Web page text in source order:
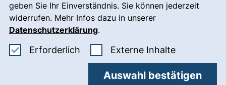
geben Sie Ihr Einverständnis. Sie können jederzeit
widerrufen. Mehr Infos dazu in unserer
Datenschutzerklärung.
Erforderlich Erforderliche Cookies akzeptieren
Externe Inhalte: Externe
Auswahl bestätigen
Notfall(externer Link, öffnet
Impressum
Barrierefreiheit
Datenschutz